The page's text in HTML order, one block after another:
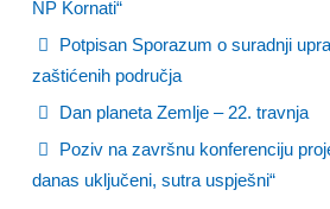
NP Kornati“
Potpisan Sporazum o suradnji
zaštićenih područja
Dan planeta Zemlje – 22. travnja
Poziv na završnu konferenciju
danas uključeni, sutra uspješni“